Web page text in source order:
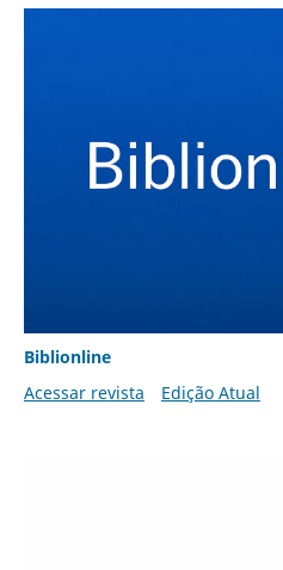
Biblionline
Acessar revista
Edição Atual